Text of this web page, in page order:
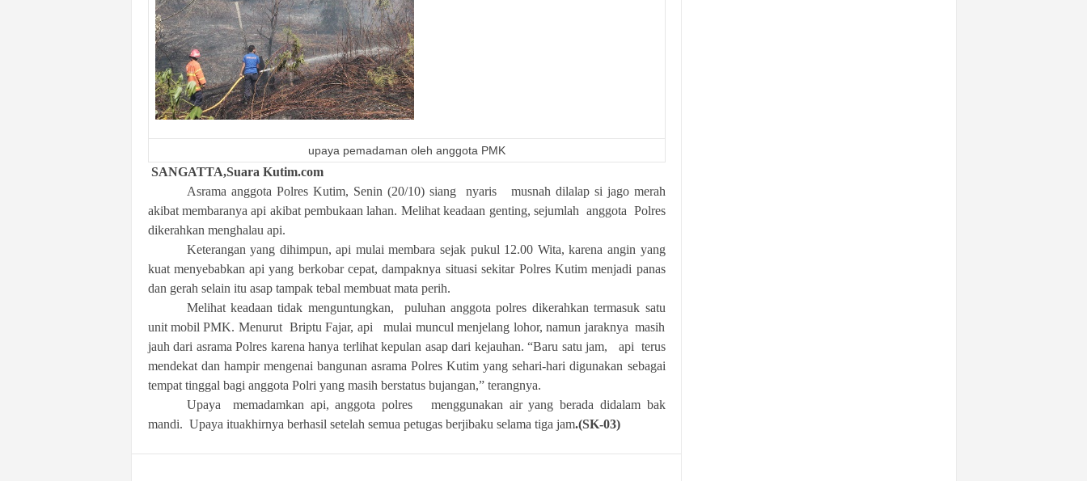
upaya pemadaman oleh anggota PMK
SANGATTA,Suara Kutim.com
Asrama anggota Polres Kutim, Senin (20/10) siang nyaris musnah dilalap si jago merah
akibat membaranya api akibat pembukaan lahan. Melihat keadaan genting, sejumlah anggota Polres
dikerahkan menghalau api.
Keterangan yang dihimpun, api mulai membara sejak pukul 12.00 Wita, karena angin yang
kuat menyebabkan api yang berkobar cepat, dampaknya situasi sekitar Polres Kutim menjadi panas
dan gerah selain itu asap tampak tebal membuat mata perih.
Melihat keadaan tidak menguntungkan, puluhan anggota polres dikerahkan termasuk satu
unit mobil PMK. Menurut Briptu Fajar, api mulai muncul menjelang lohor, namun jaraknya masih
jauh dari asrama Polres karena hanya terlihat kepulan asap dari kejauhan. “Baru satu jam, api terus
mendekat dan hampir mengenai bangunan asrama Polres Kutim yang sehari-hari digunakan sebagai
tempat tinggal bagi anggota Polri yang masih berstatus bujangan,” terangnya.
Upaya memadamkan api, anggota polres menggunakan air yang berada didalam bak
mandi. Upaya ituakhirnya berhasil setelah semua petugas berjibaku selama tiga jam.(SK-03)